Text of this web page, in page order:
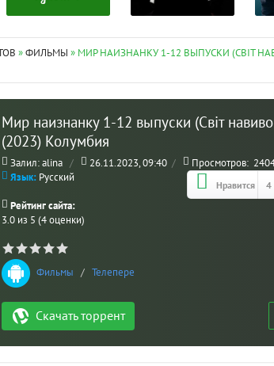
»ФИЛЬМЫ » МИР НАИЗНАНКУ 1-12 ВЫПУСКИ (СВIТ
Мир наизнанку 1-12 выпуски (Свiт
(2023) Колумбия
Залил: alina / 26.11.2023, 09:40 / Просмотров:
Нравится 4
Язык:Русский
Рейтинг сайта:
3.0 из 5 (4 оценки)
Фильмы / Телепередачи
Скачать торрент